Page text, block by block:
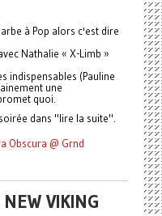
à Pop alors c'est dire
Nathalie « X-Limb »
indispensables (Pauline
une
quoi.
dans "lire la suite".
Obscura @ Grnd
VIKING